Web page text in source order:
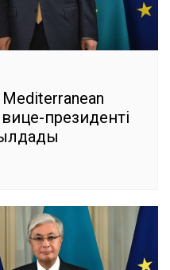
президенті